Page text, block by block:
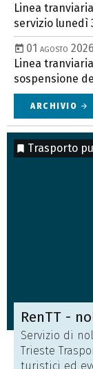
Trasporto
RenTT -
Servizio di
Trieste
turistici ed
Linea
servizio lunedì
01 agosto 2026
Linea
sospensione
ARCHIVIO arrow_forward